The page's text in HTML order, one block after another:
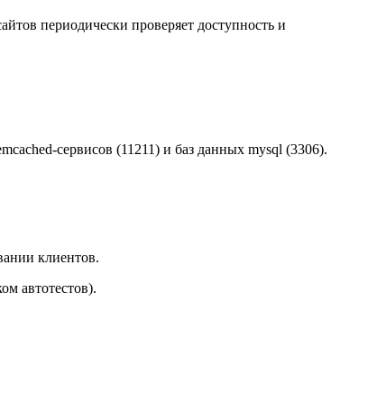
периодически проверяет доступность и
сервисов (11211) и баз данных mysql (3306).
клиентов.
автотестов).